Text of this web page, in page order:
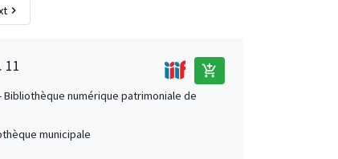
chevron_right
11 add_shopping_cart
Bibliothèque numérique patrimoniale de
municipale